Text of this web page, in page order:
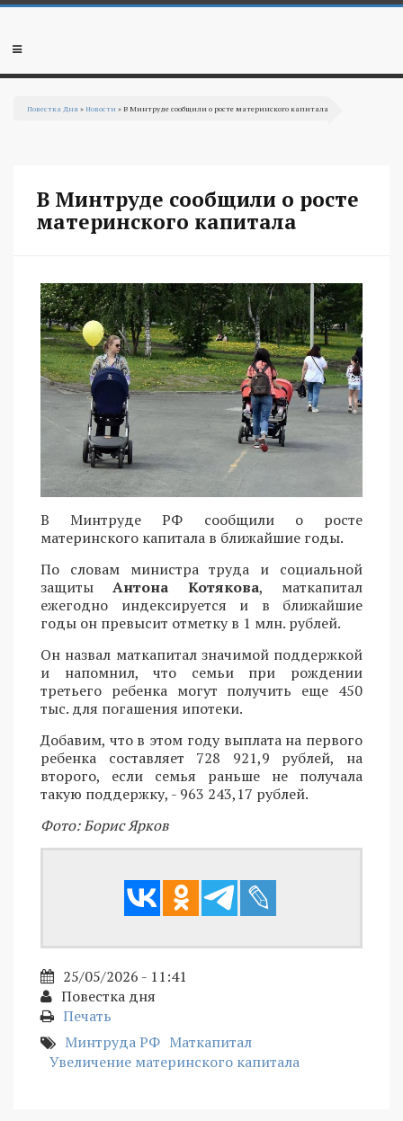
Перейти к основному содержанию
Мобильное
Повестка Дня »Новости » В Минтруде сообщили о росте материнского капитала
В Минтруде сообщили о росте
материнского капитала
В Минтруде РФ сообщили о росте
материнского капитала в ближайшие годы.
По словам министра труда и социальной
защитыАнтона Котякова, маткапитал
ежегодно индексируется и в ближайшие
годы он превысит отметку в 1 млн. рублей.
Он назвал маткапитал значимой поддержкой
и напомнил, что семьи при рождении
третьего ребенка могут получить еще 450
тыс. для погашения ипотеки.
Добавим, что в этом году выплата на первого
ребенка составляет 728 921,9 рублей, на
второго, если семья раньше не получала
такую поддержку, - 963 243,17 рублей.
Фото: Борис Ярков
25/05/2026 - 11:41
Повестка дня
Печать
Минтруда РФ Маткапитал
Увеличение материнского капитала